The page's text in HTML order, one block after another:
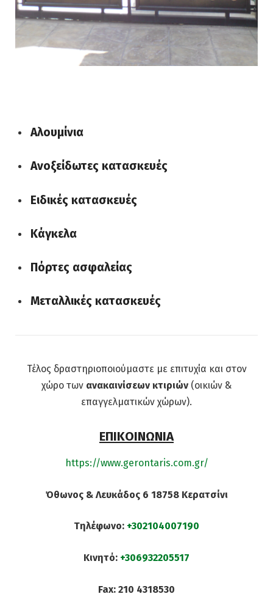
Αλουμίνια
Ανοξείδωτες κατασκευές
Ειδικές κατασκευές
Κάγκελα
Πόρτες ασφαλείας
Μεταλλικές κατασκευές
Τέλος δραστηριοποιούμαστε με επιτυχία και στον
χώρο των ανακαινίσεων κτιριών (οικιών &
επαγγελματικών χώρων).
ΕΠΙΚΟΙΝΩΝΙΑ
https://www.gerontaris.com.gr/
Όθωνος & Λευκάδος 6 18758 Κερατσίνι
Τηλέφωνο: +302104007190
Κινητό: +306932205517
Fax: 210 4318530